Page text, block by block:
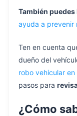
También puedes
ayuda a prevenir
Ten en cuenta
dueño del
robo vehicular en
pasos para
¿Cómo